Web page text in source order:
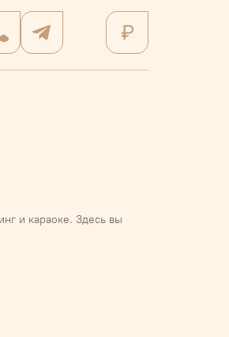
и караоке. Здесь вы